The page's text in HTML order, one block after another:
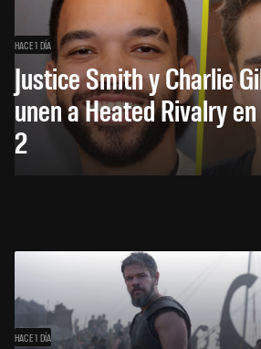
HACE 1 DÍA
Justice Smith y Charlie
unen a Heated Rivalry
2
HACE 1 DÍA